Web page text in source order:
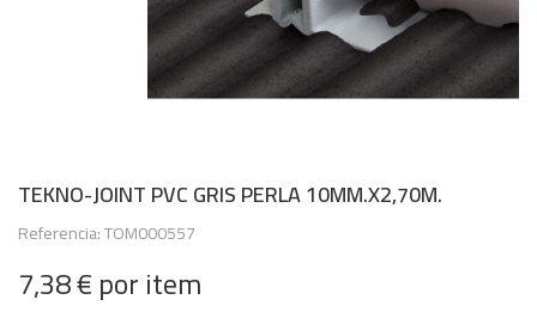
TEKNO-JOINT PVC GRIS PERLA 10MM.X2,70M.
Referencia: TOM000557
7,38 €por item